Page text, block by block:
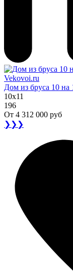
Дом из бруса 10 на
10x11
196
От 4 312 000 руб
❯❯❯